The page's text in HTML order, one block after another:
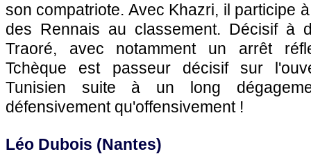
son compatriote. Avec Khazri, il participe
des Rennais au classement. Décisif à
Traoré, avec notamment un arrêt
Tchèque est passeur décisif sur
Tunisien suite à un long
défensivement qu'offensivement !
Léo Dubois (Nantes)